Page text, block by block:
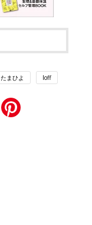
たまひよ loff